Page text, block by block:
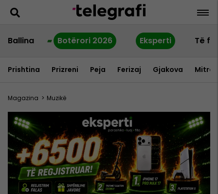
Ballina Botërori 2026 Eksperti Të
Prishtina Prizreni Peja Ferizaj Gjakova
Magazina > Muzikë